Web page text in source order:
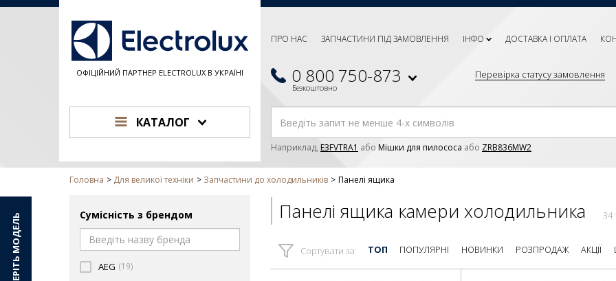
ОФІЦІЙНИЙ ПАРТНЕР ELECTROLUX В УКРАЇНІ
ПРО НАС ЗАПЧАСТИНИ ПІД ЗАМОВЛЕННЯ ІНФО ДОСТАВКА І ОПЛАТА
0 800 750-873
Безкоштовно
Перевірка статусу замовлення
КАТАЛОГ
Наприклад, E3FVTRA1 або Мішки для пилососа або ZRB836MW2
Головна Для великої техніки Запчастини до холодильників Панелі ящика
Сумісність з брендом
AEG (19)
Панелі ящика камери холодильника 34
Сортувати за: ТОП ПОПУЛЯРНІ НОВИНКИ РОЗПРОДАЖ АКЦІЇ
ВИБЕРІТЬ МОДЕЛЬ